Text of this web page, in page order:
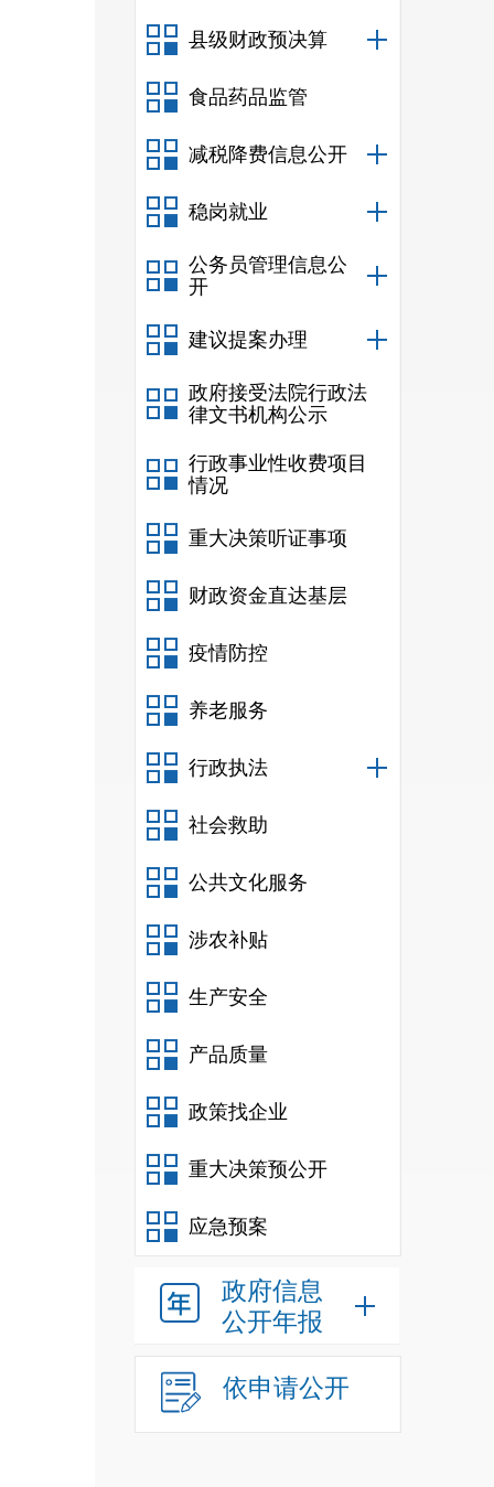
县级财政预决算
食品药品监管
减税降费信息公开
稳岗就业
公务员管理信息公
开
建议提案办理
政府接受法院行政法
律文书机构公示
行政事业性收费项目
情况
重大决策听证事项
财政资金直达基层
疫情防控
养老服务
行政执法
社会救助
公共文化服务
涉农补贴
生产安全
产品质量
政策找企业
重大决策预公开
应急预案
政府信息
公开年报
依申请公开